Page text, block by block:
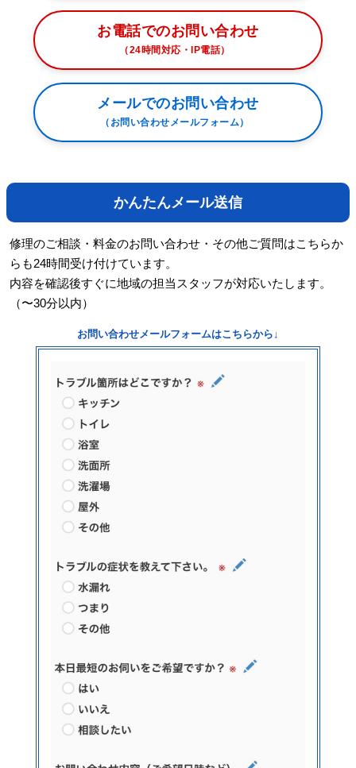
お電話でのお問い合わせ
（24時間対応・IP電話）
メールでのお問い合わせ
（お問い合わせメールフォーム）
かんたんメール送信
修理のご相談・料金のお問い合わせ・その他ご質問はこちらか
らも24時間受け付けています。
内容を確認後すぐに地域の担当スタッフが対応いたします。
（〜30分以内）
お問い合わせメールフォームはこちらから↓